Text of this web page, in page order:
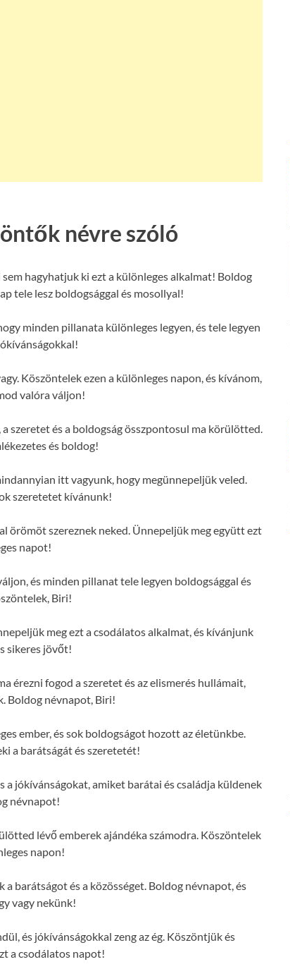
névre szóló
hagyhatjuk ki ezt a különleges alkalmat! Boldog
tele lesz boldogsággal és mosollyal!
minden pillanata különleges legyen, és tele legyen
Köszöntelek ezen a különleges napon, és kívánom,
valóra váljon!
szeretet és a boldogság összpontosul ma körülötted.
és boldog!
itt vagyunk, hogy megünnepeljük veled.
szeretetet kívánunk!
örömöt szereznek neked. Ünnepeljük meg együtt ezt
napot!
és minden pillanat tele legyen boldogsággal és
Biri!
meg ezt a csodálatos alkalmat, és kívánjunk
sikeres jövőt!
érezni fogod a szeretet és az elismerés hullámait,
Boldog névnapot, Biri!
ember, és sok boldogságot hozott az életünkbe.
a barátságát és szeretetét!
a jókívánságokat, amiket barátai és családja küldenek
névnapot!
lévő emberek ajándéka számodra. Köszöntelek
napon!
barátságot és a közösséget. Boldog névnapot, és
vagy nekünk!
és jókívánságokkal zeng az ég. Köszöntjük és
a csodálatos napot!